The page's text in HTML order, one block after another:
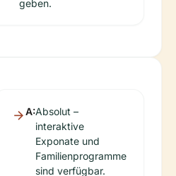
geben.
A:Absolut –
interaktive
Exponate und
Familienprogramme
sind verfügbar.